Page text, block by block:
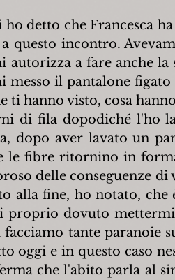
detto che Francesca
questo incontro.
a fare anche la
messo il pantalone figato
ti hanno visto, cosa
di fila dopodiché l'ho
dopo aver lavato un
le fibre ritornino in
delle conseguenze
alla fine, ho notato, che
proprio dovuto
tante paranoie
oggi e in questo caso
che l'abito parla al